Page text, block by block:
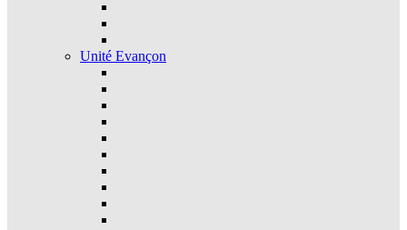
Unité Evançon